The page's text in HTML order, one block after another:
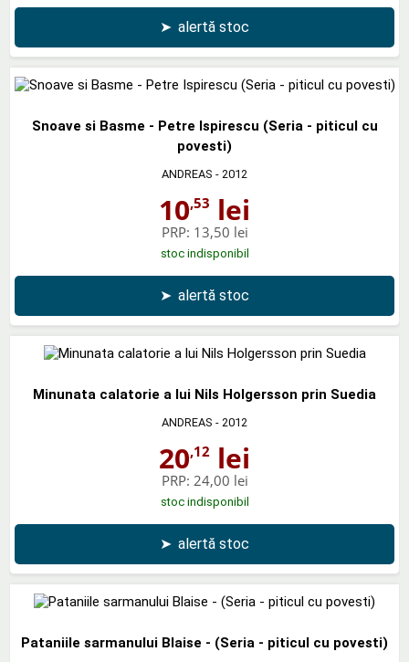
➤ alertă stoc
Snoave si Basme - Petre Ispirescu (Seria - piticul cu
povesti)
ANDREAS - 2012
10,53 lei
PRP: 13,50 lei
stoc indisponibil
➤ alertă stoc
Minunata calatorie a lui Nils Holgersson prin Suedia
ANDREAS - 2012
20,12 lei
PRP: 24,00 lei
stoc indisponibil
➤ alertă stoc
Pataniile sarmanului Blaise - (Seria - piticul cu povesti)